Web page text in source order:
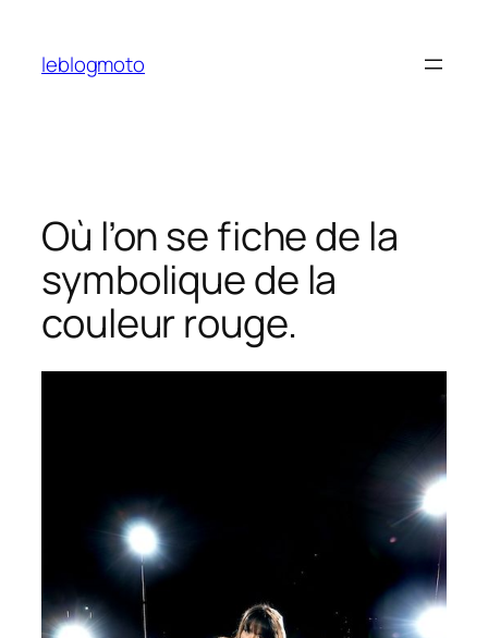
contenu
leblogmoto
Où l’on se fiche de la
symbolique de la
couleur rouge.